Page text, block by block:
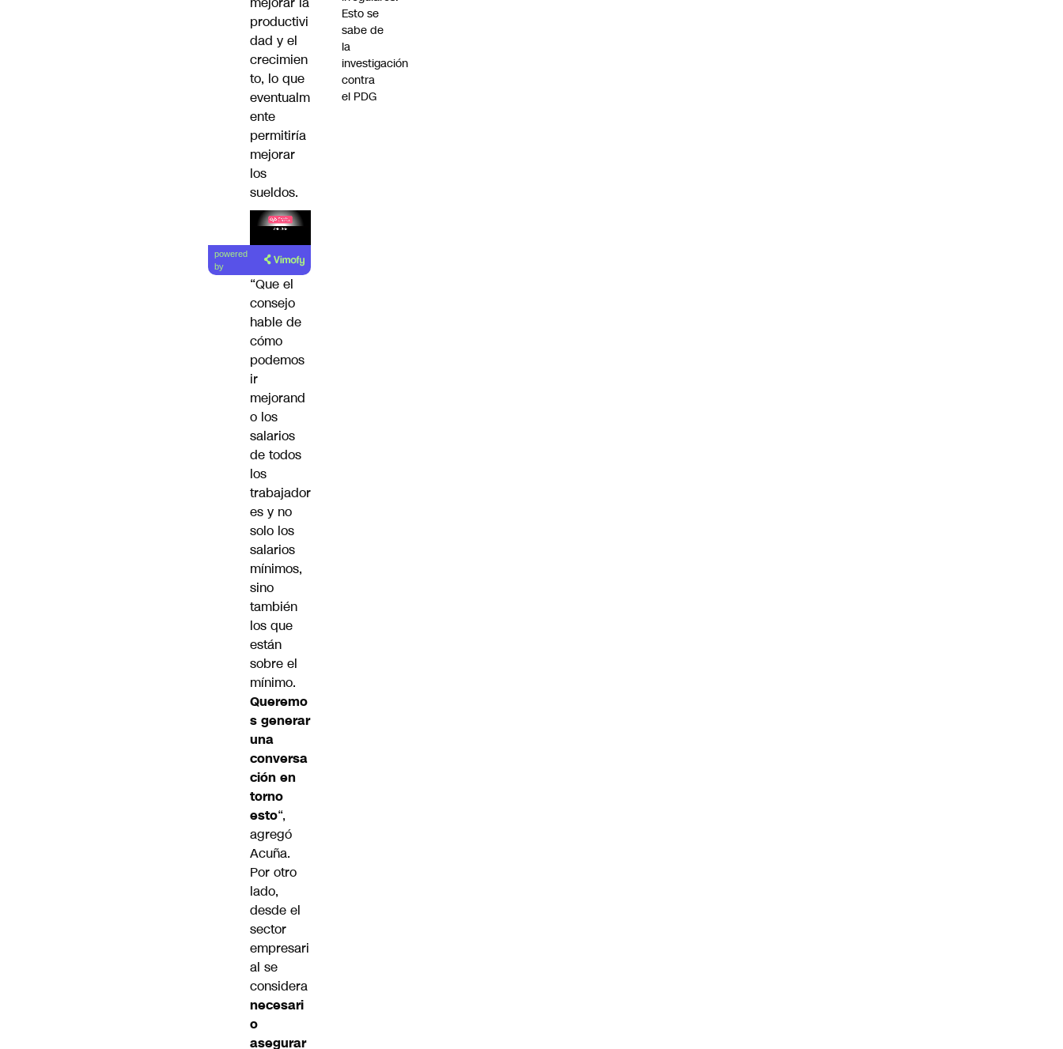
productivi
dad y el
crecimien
to, lo que
eventualm
ente
permitiría
mejorar
los
sueldos.
Lea el
artículo
powered
by
“Que el
consejo
hable de
cómo
podemos
ir
mejorand
o los
salarios
de todos
los
trabajador
es y no
solo los
salarios
mínimos,
sino
también
los que
están
sobre el
mínimo.
Queremo
s generar
una
conversa
ción en
torno
esto“,
agregó
Acuña.
Por otro
lado,
desde el
sector
empresari
al se
considera
necesari
o
asegurar
Esto se
sabe de
la
investigación
contra
el PDG